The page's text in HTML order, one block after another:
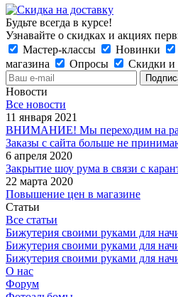
Будьте всегда в курсе!
Узнавайте о скидках и акциях
Мастер-классы
Новинки
магазина
Опросы Скидки и
Новости
Все новости
11 января 2021
ВНИМАНИЕ! Мы переходим на
Заказы с сайта больше не
6 апреля 2020
Закрытие шоу рума в связи с
22 марта 2020
Повышение цен в магазине
Статьи
Все статьи
Бижутерия своими руками для
Бижутерия своими руками для
Бижутерия своими руками для
О нас
Форум